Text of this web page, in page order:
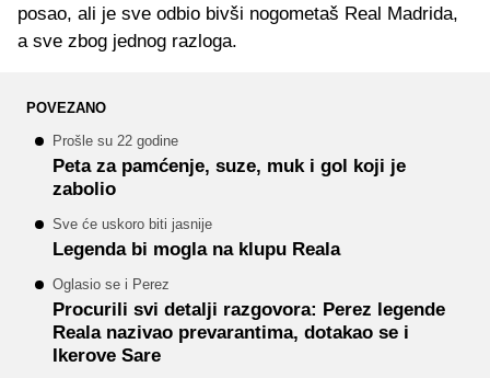
posao, ali je sve odbio bivši nogometaš Real Madrida,
a sve zbog jednog razloga.
POVEZANO
Prošle su 22 godine
Peta za pamćenje, suze, muk i gol koji je
zabolio
Sve će uskoro biti jasnije
Legenda bi mogla na klupu Reala
Oglasio se i Perez
Procurili svi detalji razgovora: Perez legende
Reala nazivao prevarantima, dotakao se i
Ikerove Sare